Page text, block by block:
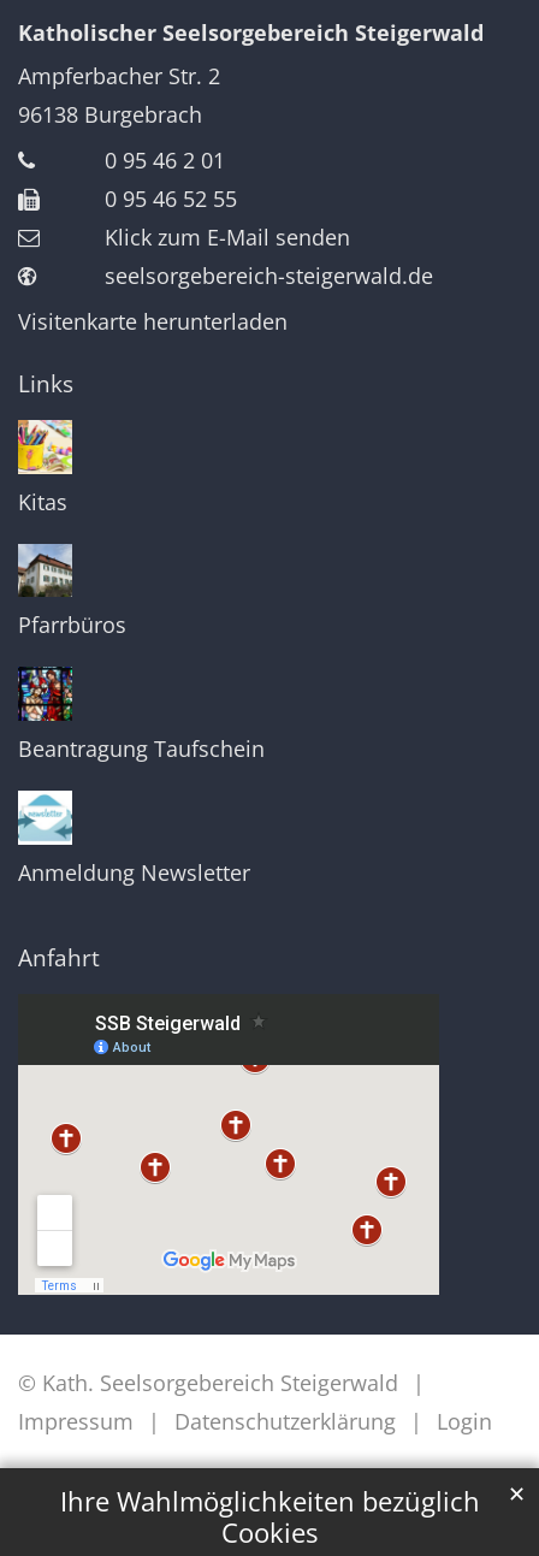
Ihre Wahlmöglichkeiten bezüglich
Cookies
✕
Katholischer Seelsorgebereich Steigerwald
Ampferbacher Str. 2
96138 Burgebrach
0 95 46 2 01
0 95 46 52 55
Klick zum E-Mail senden
seelsorgebereich-steigerwald.de
Visitenkarte herunterladen
Links
Kitas
Pfarrbüros
Beantragung Taufschein
Anmeldung Newsletter
Anfahrt
© Kath. Seelsorgebereich Steigerwald
Impressum
Datenschutzerklärung Login